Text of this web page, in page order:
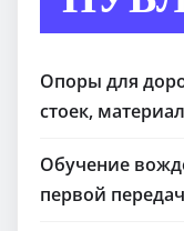
Опоры для
стоек,
Обучение
первой